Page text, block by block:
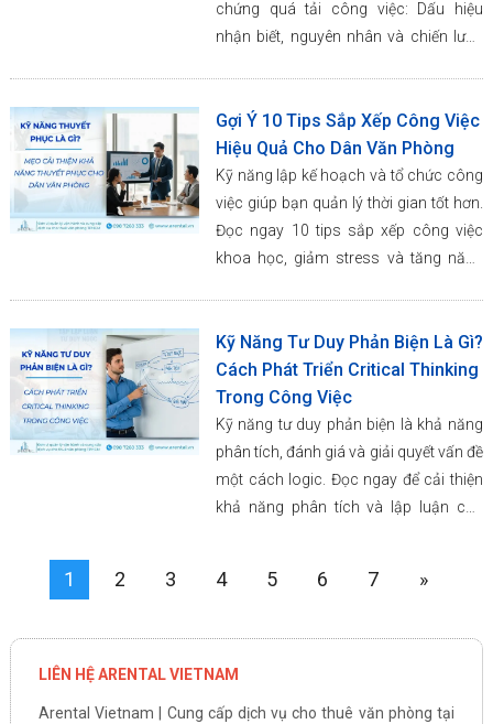
chứng quá tải công việc: Dấu hiệu
nhận biết, nguyên nhân và chiến lược
Gợi Ý 10 Tips Sắp Xếp Công Việc
Hiệu Quả Cho Dân Văn Phòng
Kỹ năng lập kế hoạch và tổ chức công
việc giúp bạn quản lý thời gian tốt hơn.
Đọc ngay 10 tips sắp xếp công việc
khoa học, giảm stress và tăng năng
Kỹ Năng Tư Duy Phản Biện Là Gì?
Cách Phát Triển Critical Thinking
Trong Công Việc
Kỹ năng tư duy phản biện là khả năng
phân tích, đánh giá và giải quyết vấn đề
một cách logic. Đọc ngay để cải thiện
khả năng phân tích và lập luận của
1 2 3 4 5 6 7 »
LIÊN HỆ ARENTAL VIETNAM
Arental Vietnam | Cung cấp dịch vụ cho thuê văn phòng tại